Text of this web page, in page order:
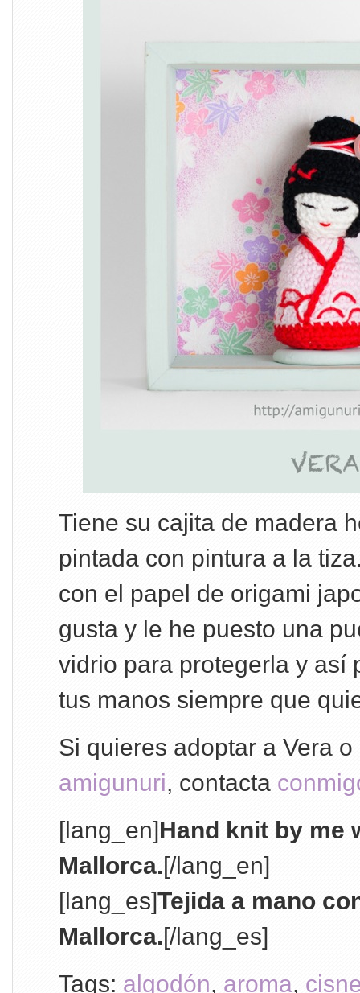
Tiene su cajita de madera
pintada con pintura a la
con el papel de origami
gusta y le he puesto una
vidrio para protegerla y así
tus manos siempre que
Si quieres adoptar a Vera
amigunuri, contacta
[lang_en]Hand knit by me
Mallorca.[/lang_en]
[lang_es]Tejida a mano
Mallorca.[/lang_es]
Tags: algodón, aroma,